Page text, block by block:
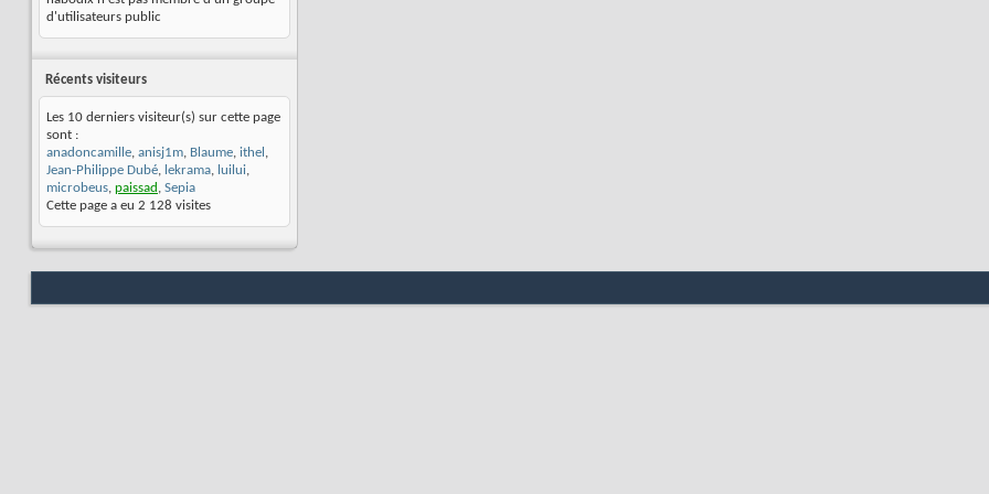
d'utilisateurs public
Récents visiteurs
Les 10 derniers visiteur(s) sur cette page
sont :
anadoncamille anisj1m Blaume ithel
Jean-Philippe Dubé
lekrama luilui
microbeus paissad
Sepia
Cette page a eu 2 128 visites